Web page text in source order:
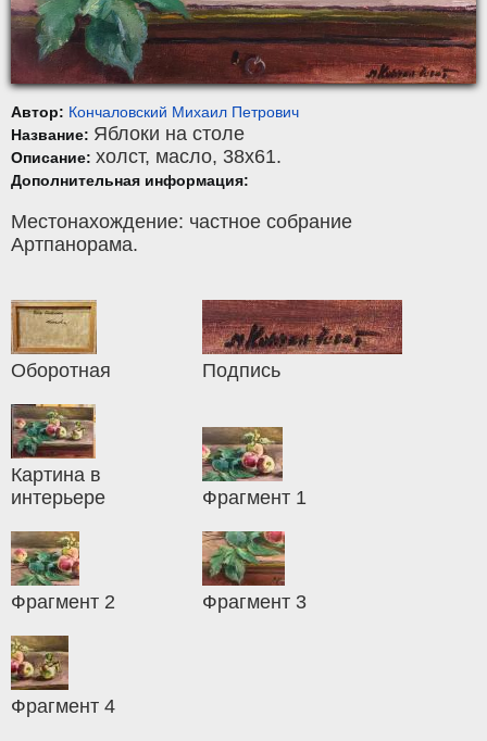
Автор: Кончаловский Михаил Петрович
Название: Яблоки на столе
Описание: холст, масло, 38x61.
Дополнительная информация:
Местонахождение: частное собрание
Артпанорама.
Оборотная Подпись
Картина в
интерьере
Фрагмент 1
Фрагмент 2 Фрагмент 3
Фрагмент 4